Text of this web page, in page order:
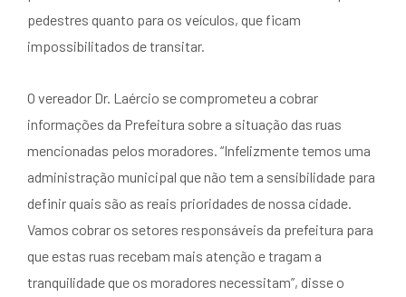
pedestres quanto para os veículos, que ficam
impossibilitados de transitar.
O vereador Dr. Laércio se comprometeu a cobrar
informações da Prefeitura sobre a situação das ruas
mencionadas pelos moradores. “Infelizmente temos uma
administração municipal que não tem a sensibilidade para
definir quais são as reais prioridades de nossa cidade.
Vamos cobrar os setores responsáveis da prefeitura para
que estas ruas recebam mais atenção e tragam a
tranquilidade que os moradores necessitam”, disse o